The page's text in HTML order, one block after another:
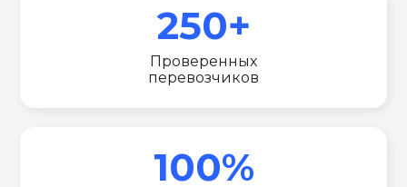
250+
Проверенных
перевозчиков
100%